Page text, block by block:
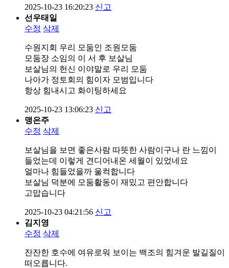
2025-10-23 16:20:23 신고
선우태일
수정 삭제
수원지회 우리 모둠인 조원모둠
모둠장 소임의 이 서 후 보살님
보살님의 헌신 이야말로 우리 모둠
나아가 정토회의 힘이자 모범입니다
항상 힘내시고 화이팅하세요
2025-10-23 13:06:23 신고
맹은주
수정 삭제
보살님을 보면 좋은사람 따뜻한 사람이구나 란 느낌이
들었는데 이렇게 견디어내온 세월이 있었네요
얼마나 힘들었을까 울컥합니다
보살님 덕분에 모둠활동이 재밌고 편안합니다
고맙습니다
2025-10-23 04:21:56 신고
김지영
수정 삭제
잔잔한 호수에 여유로워 보이는 백조의 힘겨운 발길질이
떠오릅니다.